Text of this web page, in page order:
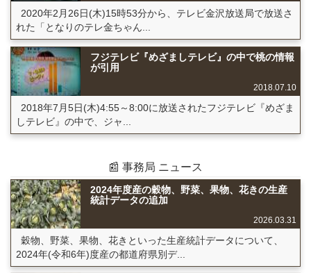
2020年2月26日(木)15時53分から、テレビ金沢放送局で放送さ
れた「となりのテレ金ちゃん...
フジテレビ『めざましテレビ』の中で桃の情報
が引用
2018.07.10
2018年7月5日(木)4:55～8:00に放送されたフジテレビ『めざま
しテレビ』の中で、ジャ...
📰 事務局 ニュース
2024年度産の穀物、野菜、果物、花きの生産
統計データの追加
2026.03.31
穀物、野菜、果物、花きといった生産統計データについて、
2024年(令和6年)度産の都道府県別デ...